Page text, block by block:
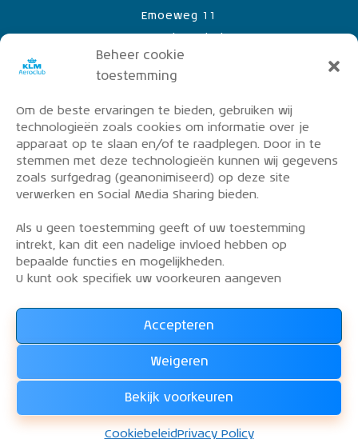
Beheer cookie
toestemming
Om de beste ervaringen te bieden, gebruiken wij
technologieën zoals cookies om informatie over je
apparaat op te slaan en/of te raadplegen. Door in te
stemmen met deze technologieën kunnen wij gegevens
zoals surfgedrag (geanonimiseerd) op deze site
verwerken en Social Media Sharing bieden.
Als u geen toestemming geeft of uw toestemming
intrekt, kan dit een nadelige invloed hebben op
bepaalde functies en mogelijkheden.
U kunt ook specifiek uw voorkeuren aangeven
Accepteren
Weigeren
Bekijk voorkeuren
Cookiebeleid Privacy Policy
Emoeweg 11
PRIVACY POLICY
OVER DE KLM AEROCLUB
VLIEGLESSEN
VLOOT
Word lid van de KLM Aeroclub. Basis lid, simulator
lid of vliegend lid. Ook niet KLM-ers zijn welkom!
Lees alles over het lidmaatschap van de KLM Aeroclub
WORD LID !!!
© 2026. Alle rechten voorbehouden.